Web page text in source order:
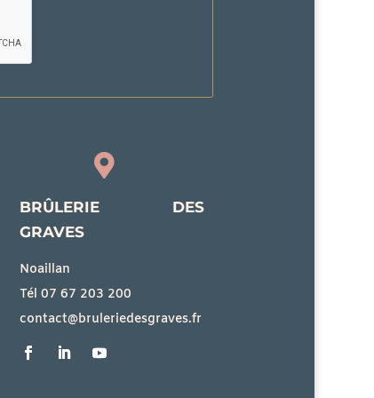

BRÛLERIE DES
GRAVES
Noaillan
Tél 07 67 203 200
contact@bruleriedesgraves.fr